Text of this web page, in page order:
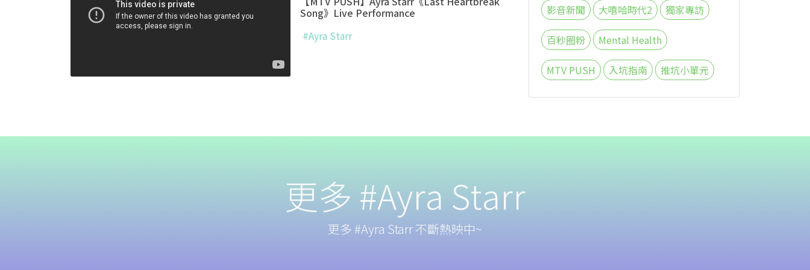
影音新聞 大嘻哈時代2 獨家專訪
百秒圈粉 Mental Health
MTV PUSH 入坑指南 推坑小單元
Song》Live Performance
#Ayra Starr
更多 #Ayra Starr
更多 #Ayra Starr 不斷熱映中~